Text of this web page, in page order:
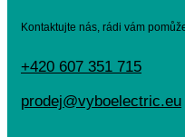
Kontaktujte nás, rádi vám
+420 607 351 715
prodej@vyboelectric.eu